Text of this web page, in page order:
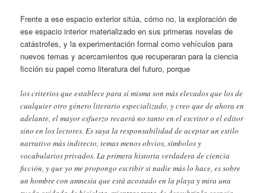
Frente a ese espacio exterior sitúa, cómo no, la exploración de
ese espacio interior materializado en sus primeras novelas de
catástrofes, y la experimentación formal como vehículos para
nuevos temas y acercamientos que recuperaran para la ciencia
ficción su papel como literatura del futuro, porque
los criterios que establece para sí misma son más elevados que los de
cualquier otro género literario especializado, y creo que de ahora en
adelante, el mayor esfuerzo recaerá no tanto en el escritor o el editor
sino en los lectores. Es suya la responsabilidad de aceptar un estilo
narrativo más indirecto, temas menos obvios, símbolos y
vocabularios privados. La primera historia verdadera de ciencia
ficción, y que yo me propongo escribir si nadie más lo hace, es sobre
un hombre con amnesia que está acostado en la playa y mira una